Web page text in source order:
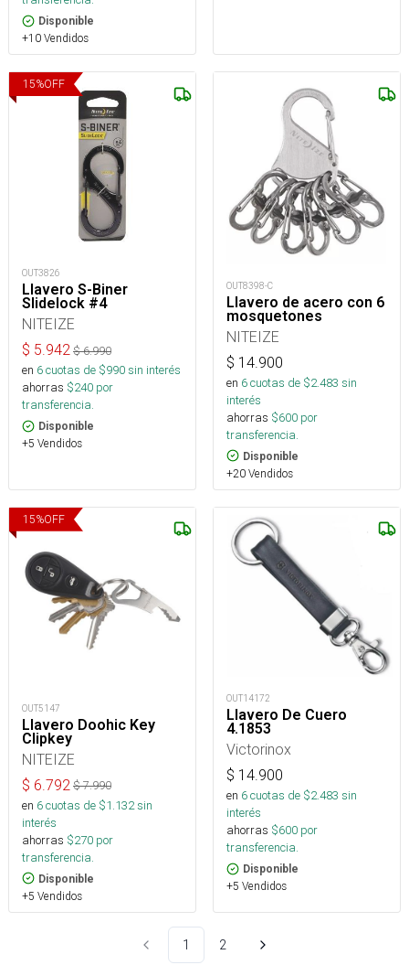
Disponible
+10 Vendidos
15%OFF
OUT3826
Llavero S-Biner
Slidelock #4
NITEIZE
$ 5.942 $6.990
en 6cuotas de $990sin interés
ahorras $240 por
transferencia.
Disponible
+5 Vendidos
OUT8398-C
Llavero de acero con 6
mosquetones
NITEIZE
$ 14.900
en 6cuotas de $2.483 sin
interés
ahorras $600 por
transferencia.
Disponible
+20 Vendidos
15%OFF
OUT5147
Llavero Doohic Key
Clipkey
NITEIZE
$ 6.792 $7.990
en 6cuotas de $1.132sin
interés
ahorras $270 por
transferencia.
Disponible
+5 Vendidos
OUT14172
Llavero De Cuero
4.1853
Victorinox
$ 14.900
en 6cuotas de $2.483 sin
interés
ahorras $600 por
transferencia.
Disponible
+5 Vendidos
1 2